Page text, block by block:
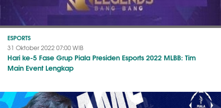
ESPORTS
31 Oktober 2022 07:00 WIB
Hari ke-5 Fase Grup Piala Presiden Esports 2022 MLBB: Tim
Main Event Lengkap